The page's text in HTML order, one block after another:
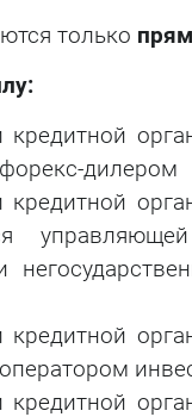
только
дилером